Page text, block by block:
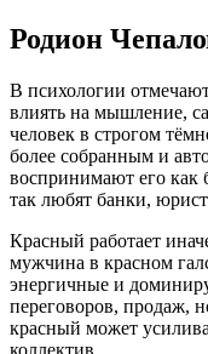
Родион
В психологии
влиять на мышление,
человек в строгом
более собранным и
воспринимают его как
так любят банки,
Красный работает
мужчина в красном
энергичные и
переговоров, продаж,
красный может
коллектив.